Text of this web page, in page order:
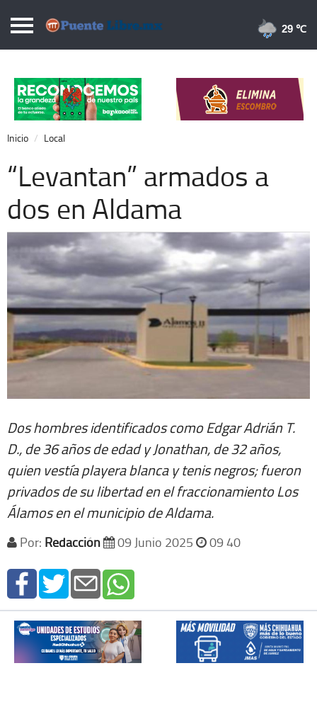
Puentelibre.mx
Local
Nacional
Opinión
Cronos
Economía
Espectáculos
Deportes
Extra +
29 ℃
Inicio Local
“Levantan” armados a
dos en Aldama
Dos hombres identificados como Edgar Adrián T.
D., de 36 años de edad y Jonathan, de 32 años,
quien vestía playera blanca y tenis negros; fueron
privados de su libertad en el fraccionamiento Los
Álamos en el municipio de Aldama.
Por: Redacción 09 Junio 2025 09 40